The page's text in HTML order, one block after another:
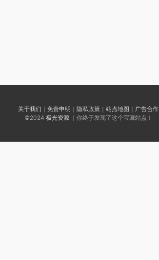
关于我们 ｜ 免责申明 ｜ 隐私政策 ｜ 站点地图 ｜ 广告合作
©2024 极光资源｜你终于发现了这个宝藏站点！